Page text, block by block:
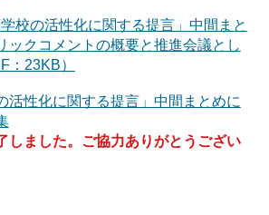
学校の活性化に関する提言」中間まと
ックコメントの概要と推進会議とし
：23KB）
活性化に関する提言」中間まとめに
しました。ご協力ありがとうござい